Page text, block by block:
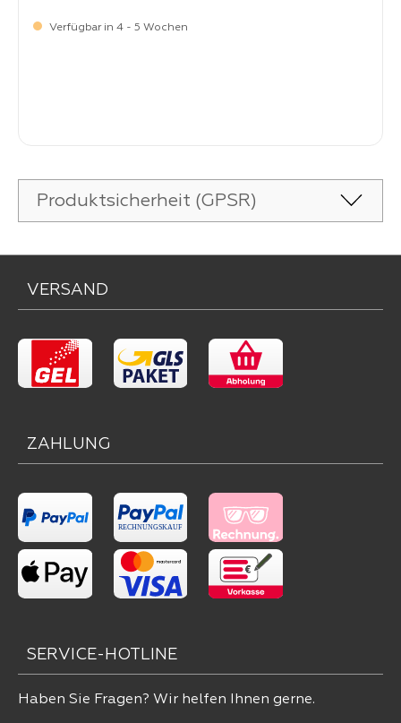
Verfügbar in 4 - 5 Wochen
Produktsicherheit (GPSR)
VERSAND
ZAHLUNG
SERVICE-HOTLINE
Haben Sie Fragen? Wir helfen Ihnen gerne.